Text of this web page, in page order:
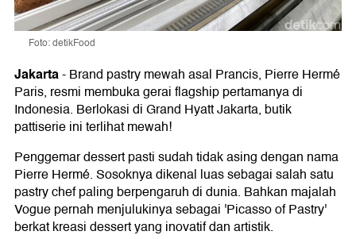
Foto: detikFood
Jakarta-Brand pastry mewah asal Prancis, Pierre Hermé
Paris, resmi membuka gerai flagship pertamanya di
Indonesia. Berlokasi di Grand Hyatt Jakarta, butik
pattiserie ini terlihat mewah!
Penggemar dessert pasti sudah tidak asing dengan nama
Pierre Hermé. Sosoknya dikenal luas sebagai salah satu
pastry chef paling berpengaruh di dunia. Bahkan majalah
Vogue pernah menjulukinya sebagai 'Picasso of Pastry'
berkat kreasi dessert yang inovatif dan artistik.